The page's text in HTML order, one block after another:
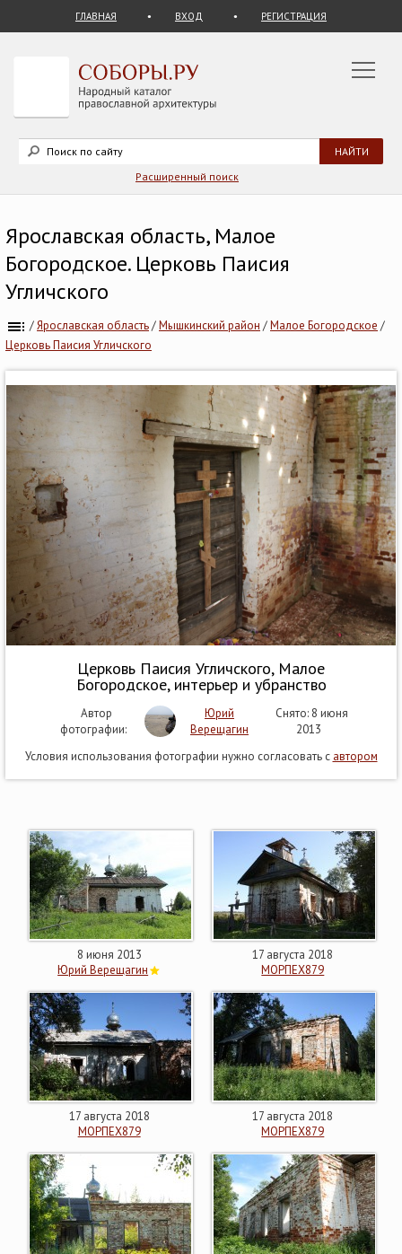
ГЛАВНАЯ ВХОД РЕГИСТРАЦИЯ
Расширенный поиск
Ярославская область, Малое
Богородское. Церковь Паисия
Угличского
/Ярославская область/Мышкинский район /Малое Богородское /
Церковь Паисия Угличского
Церковь Паисия Угличского, Малое
Богородское, интерьер и убранство
Автор
фотографии:
Юрий
Верещагин
Снято: 8 июня
2013
Условия использования фотографии нужно согласовать с автором
8 июня 2013
Юрий Верещагин
17 августа 2018
МОРПЕХ879
17 августа 2018
МОРПЕХ879
17 августа 2018
МОРПЕХ879